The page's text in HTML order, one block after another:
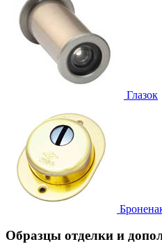
Глазок
Образцы отделки и